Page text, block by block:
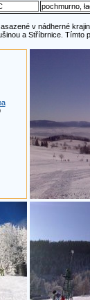
pochmurno,
v nádherné
a Stříbrnice. Tímto